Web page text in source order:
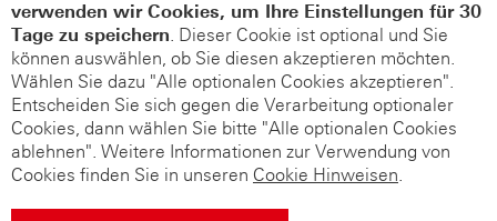
verwenden wir Cookies, um Ihre Einstellungen für 30
Tage zu speichern. Dieser Cookie ist optional und Sie
können auswählen, ob Sie diesen akzeptieren möchten.
Wählen Sie dazu "Alle optionalen Cookies akzeptieren".
Entscheiden Sie sich gegen die Verarbeitung optionaler
Cookies, dann wählen Sie bitte "Alle optionalen Cookies
ablehnen". Weitere Informationen zur Verwendung von
Cookies finden Sie in unseren Cookie Hinweisen.